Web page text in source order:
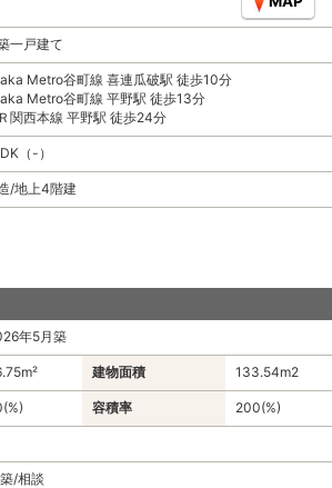
一戸建て
Metro谷町線 喜連瓜破駅 徒歩10分
Metro谷町線 平野駅 徒歩13分
Ｒ関西本線 平野駅 徒歩24分
（-）
/地上4階建
年5月築
建物面積 133.54m2
容積率 200(%)
/相談